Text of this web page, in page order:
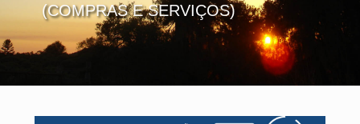
(COMPRAS E SERVIÇOS)